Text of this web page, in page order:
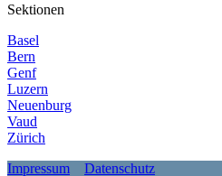
Sektionen
Basel
Bern
Genf
Luzern
Neuenburg
Vaud
Zürich
Impressum
Datenschutz